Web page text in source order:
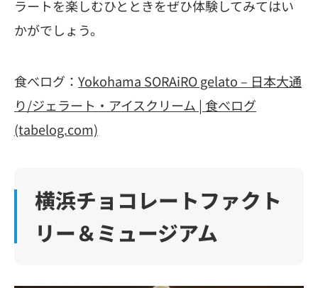
ラートを楽しむひとときをぜひ体験してみてはい
かがでしょう。
食べログ： Yokohama SORAiRO gelato – 日本大通
り/ジェラート・アイスクリーム | 食べログ
(tabelog.com)
横浜チョコレートファクト
リー＆ミュージアム